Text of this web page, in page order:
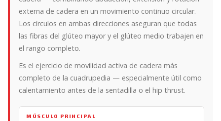
externa de cadera en un movimiento continuo circular.
Los círculos en ambas direcciones aseguran que todas
las fibras del glúteo mayor y el glúteo medio trabajen en
el rango completo.
Es el ejercicio de movilidad activa de cadera más
completo de la cuadrupedia — especialmente útil como
calentamiento antes de la sentadilla o el hip thrust.
MÚSCULO PRINCIPAL